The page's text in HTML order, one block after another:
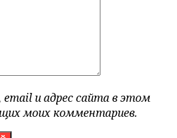
и адрес сайта в этом
моих комментариев.